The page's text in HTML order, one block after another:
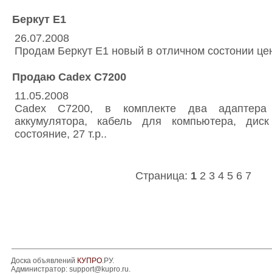
Беркут Е1
26.07.2008
Продам Беркут Е1 новый в отличном состонии
Продаю Cadex C7200
11.05.2008
Cadex C7200, в комплекте два
аккумулятора, кабель для компьютера,
состояние, 27 т.р..
Страница: 1 2 3 4 5 6 7
Доска объявлений КУПРО.РУ.
Администратор: support@kupro.ru.